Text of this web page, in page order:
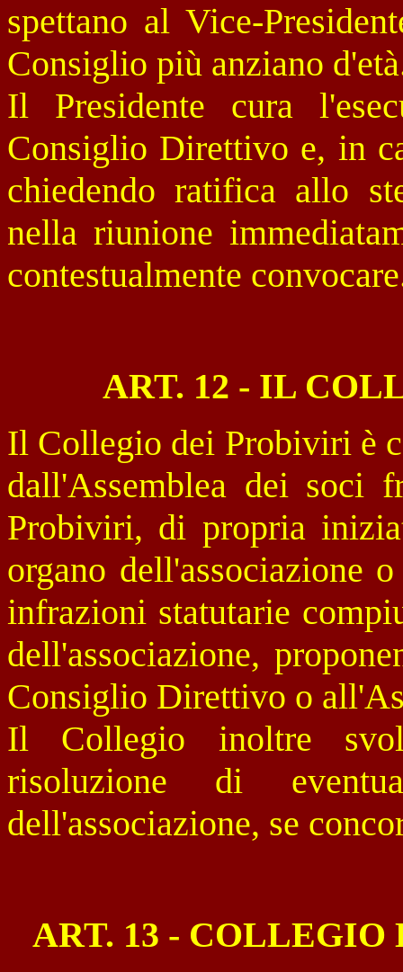
spettano al Vice-
Consiglio più anziano
Il Presidente cura
Consiglio Direttivo e, in
chiedendo ratifica allo
nella riunione
contestualmente
ART. 12 - IL
Il Collegio dei Probiviri è
dall'Assemblea dei soci
Probiviri, di propria
organo dell'associazione
infrazioni statutarie
dell'associazione,
Consiglio Direttivo o
Il Collegio inoltre
risoluzione di
dell'associazione, se
ART. 13 -